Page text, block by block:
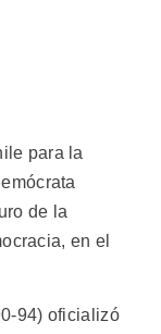
para la
de la
en el
94) oficializó